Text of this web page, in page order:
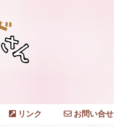
リンク お問い合せ